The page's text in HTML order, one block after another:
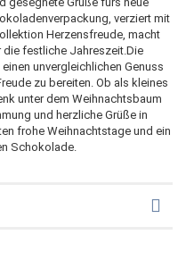
verziert mit
Herzensfreude, macht
die festliche Jahreszeit.Die
unvergleichlichen Genuss
zu bereiten. Ob als kleines
unter dem Weihnachtsbaum 
und herzliche Grüße in
frohe Weihnachtstage und ein
Schokolade.